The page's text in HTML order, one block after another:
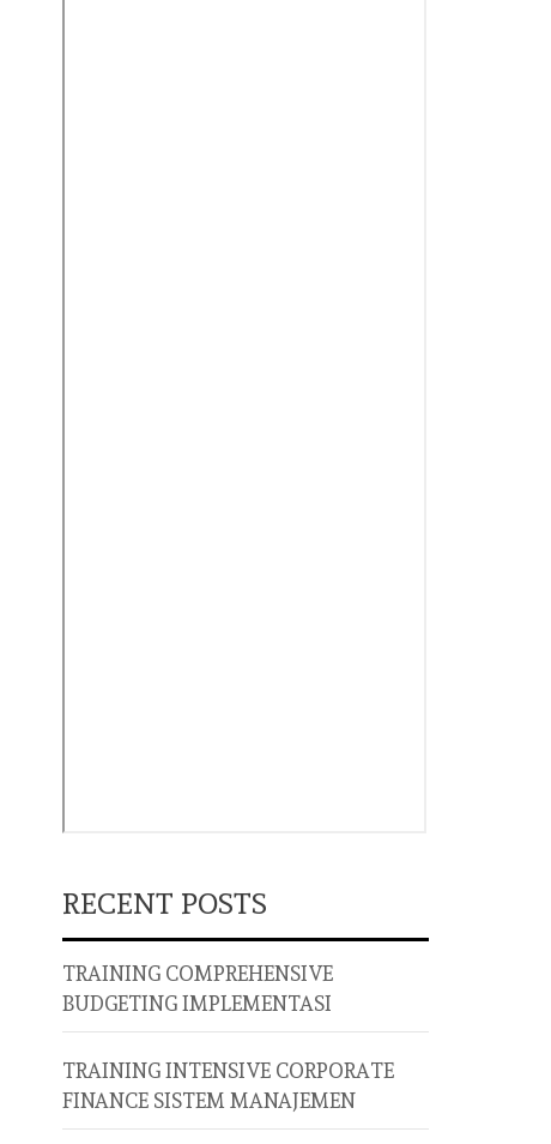
RECENT POSTS
TRAINING COMPREHENSIVE
BUDGETING IMPLEMENTASI
TRAINING INTENSIVE CORPORATE
FINANCE SISTEM MANAJEMEN